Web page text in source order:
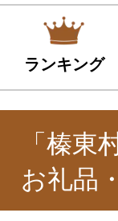
ランキング
「榛東
お礼品